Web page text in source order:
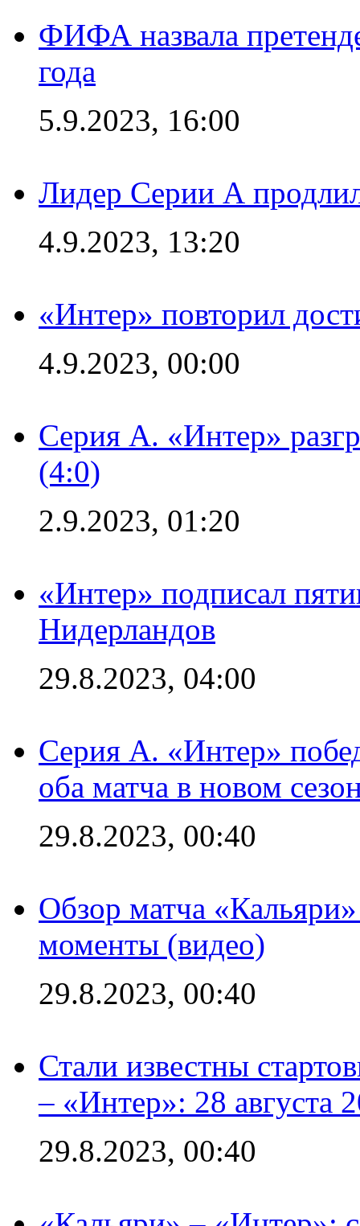
ФИФА назвала
года
5.9.2023, 16:00
Лидер Серии А
4.9.2023, 13:20
«Интер» повторил
4.9.2023, 00:00
Серия А. «Интер»
(4:0)
2.9.2023, 01:20
«Интер» подписал
Нидерландов
29.8.2023, 04:00
Серия А. «Интер»
оба матча в новом
29.8.2023, 00:40
Обзор матча
моменты (видео)
29.8.2023, 00:40
Стали известны
– «Интер»: 28 августа
29.8.2023, 00:40